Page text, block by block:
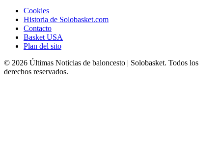
Cookies
Historia de Solobasket.com
Contacto
Basket USA
Plan del sito
© 2026 Últimas Noticias de baloncesto | Solobasket. Todos los
derechos reservados.